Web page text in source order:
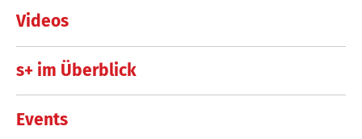
Videos
s+ im Überblick
Events